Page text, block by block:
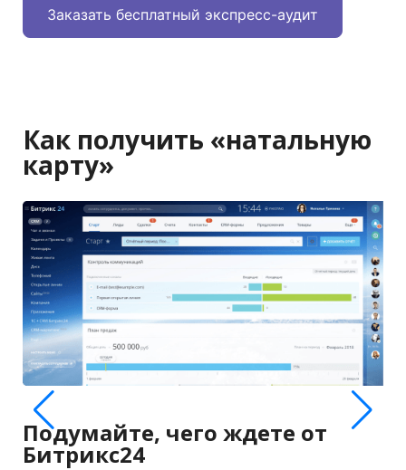
Заказать бесплатный экспресс-аудит
Как получить «натальную
карту»
Подумайте, чего ждете от
Битрикс24